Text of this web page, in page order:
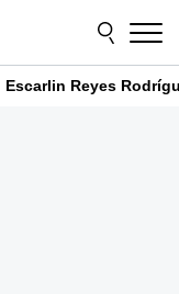
Escarlin Reyes